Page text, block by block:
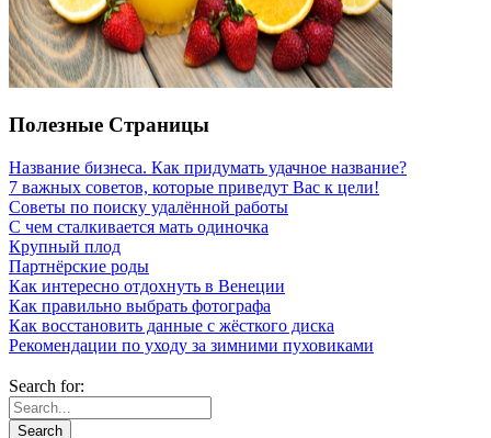
Полезные Страницы
Название бизнеса. Как придумать удачное название?
7 важных советов, которые приведут Вас к цели!
Советы по поиску удалённой работы
С чем сталкивается мать одиночка
Крупный плод
Партнёрские роды
Как интересно отдохнуть в Венеции
Как правильно выбрать фотографа
Как восстановить данные с жёсткого диска
Рекомендации по уходу за зимними пуховиками
Search for: